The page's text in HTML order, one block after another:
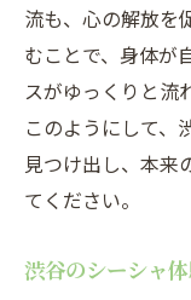
流も、心の解放を
むことで、身体が
スがゆっくりと流
このようにして、
見つけ出し、本来
てください。
渋谷のシーシャ